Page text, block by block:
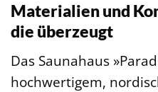
Materialien und
die überzeugt
Das Saunahaus
hochwertigem,